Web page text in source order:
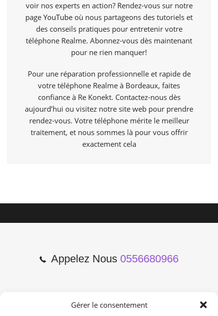
Gérer le consentement
voir nos experts en action? Rendez-vous sur notre
page YouTube où nous partageons des tutoriels et
des conseils pratiques pour entretenir votre
téléphone Realme. Abonnez-vous dès maintenant
pour ne rien manquer!
Pour une réparation professionnelle et rapide de
votre téléphone Realme à Bordeaux, faites
confiance à Re Konekt. Contactez-nous dès
aujourd’hui ou visitez notre site web pour prendre
rendez-vous. Votre téléphone mérite le meilleur
traitement, et nous sommes là pour vous offrir
exactement cela
Appelez Nous 0556680966
2 Cours de l'Yser 33800